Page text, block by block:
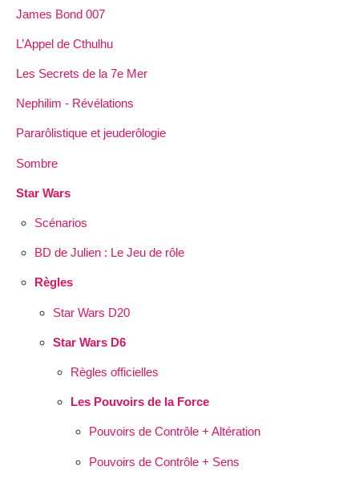
James Bond 007
L’Appel de Cthulhu
Les Secrets de la 7e Mer
Nephilim - Révélations
Pararôlistique et jeuderôlogie
Sombre
Star Wars
Scénarios
BD de Julien : Le Jeu de rôle
Règles
Star Wars D20
Star Wars D6
Règles officielles
Les Pouvoirs de la Force
Pouvoirs de Contrôle + Altération
Pouvoirs de Contrôle + Sens